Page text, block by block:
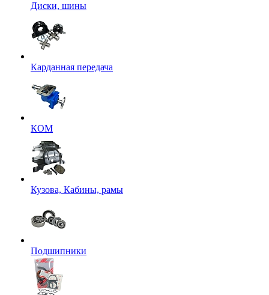
Диски, шины
Карданная передача
КОМ
Кузова, Кабины, рамы
Подшипники